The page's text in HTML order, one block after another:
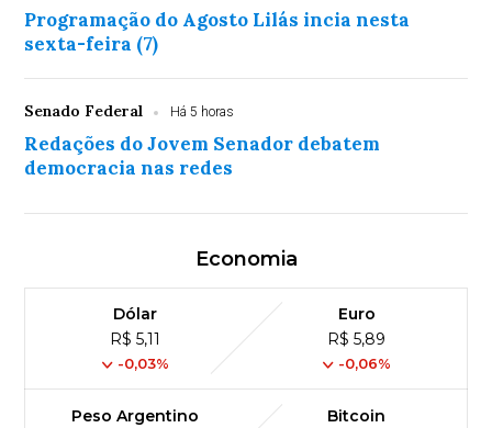
Programação do Agosto Lilás incia nesta
sexta-feira (7)
Senado Federal Há 5 horas
Redações do Jovem Senador debatem
democracia nas redes
Economia
Dólar
R$ 5,11
-0,03%
Euro
R$ 5,89
-0,06%
Peso Argentino
Bitcoin